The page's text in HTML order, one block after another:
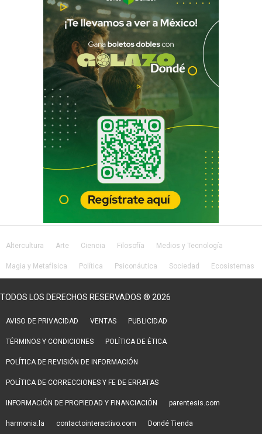
Altercultura Arte Ciencia Filosofía Medios y Tecnología
Magia y Metafísica Política Psiconáutica Sociedad Ecosistemas
TODOS LOS DERECHOS RESERVADOS ® 2026
AVISO DE PRIVACIDAD VENTAS PUBLICIDAD
TÉRMINOS Y CONDICIONES POLÍTICA DE ÉTICA
POLÍTICA DE REVISIÓN DE INFORMACIÓN
POLÍTICA DE CORRECCIONES Y FE DE ERRATAS
INFORMACIÓN DE PROPIEDAD Y FINANCIACIÓN parentesis.com
harmonia.la contactointeractivo.com Dondé Tienda